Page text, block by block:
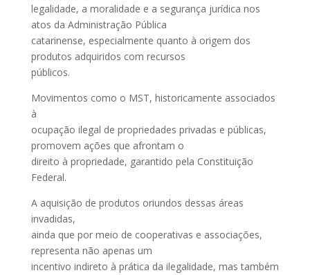
legalidade, a moralidade e a segurança jurídica nos
atos da Administração Pública
catarinense, especialmente quanto à origem dos
produtos adquiridos com recursos
públicos.
Movimentos como o MST, historicamente associados
à
ocupação ilegal de propriedades privadas e públicas,
promovem ações que afrontam o
direito à propriedade, garantido pela Constituição
Federal.
A aquisição de produtos oriundos dessas áreas
invadidas,
ainda que por meio de cooperativas e associações,
representa não apenas um
incentivo indireto à prática da ilegalidade, mas também